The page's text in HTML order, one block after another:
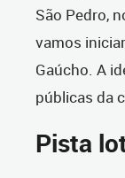
São Pedro,
vamos
Gaúcho. A
públicas da
Pista